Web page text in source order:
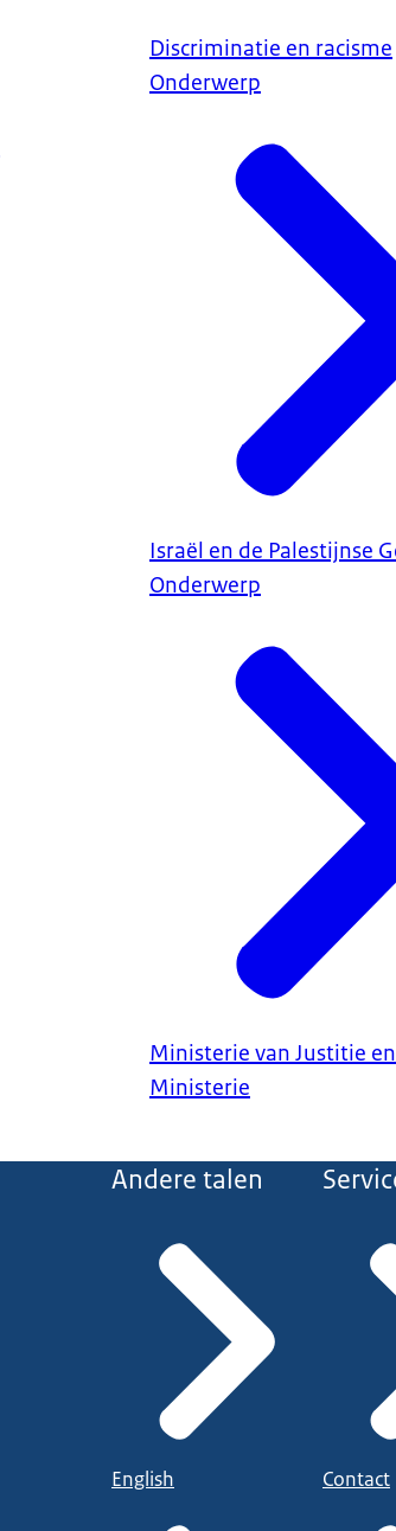
Discriminatie en racisme
Onderwerp
Israël en de Palestijnse
Onderwerp
Ministerie van Justitie
Ministerie
Andere talen
English Contact